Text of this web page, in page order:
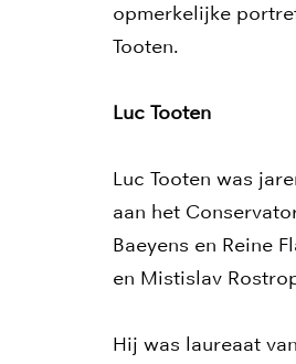
opmerkelijke
Tooten.
Luc Tooten
Luc Tooten was
aan het
Baeyens en Reine
en Mistislav
Hij was laureaat